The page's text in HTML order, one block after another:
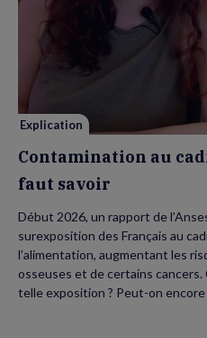
au
ce
Explication
Contamination au
faut savoir
Début 2026, un rapport de
surexposition des Français au
l’alimentation, augmentant les
osseuses et de certains
telle exposition ? Peut-on encore